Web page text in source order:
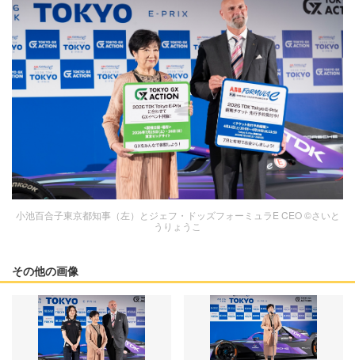
小池百合子東京都知事（左）とジェフ・ドッズフォーミュラE CEO ©︎さいと
うりょうこ
その他の画像